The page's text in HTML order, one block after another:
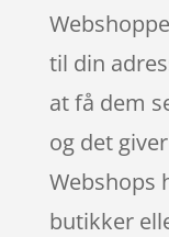
til din
at få dem
og det
Webshops
butikker